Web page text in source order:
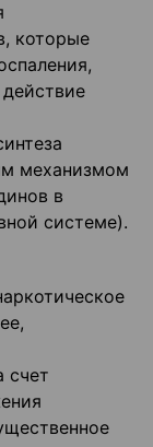
которые
механизмом
в
системе).
счет